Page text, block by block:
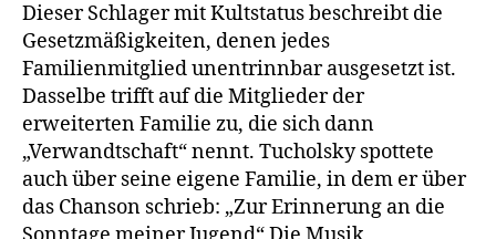
Dieser Schlager mit Kultstatus beschreibt die
Gesetzmäßigkeiten, denen jedes
Familienmitglied unentrinnbar ausgesetzt ist.
Dasselbe trifft auf die Mitglieder der
erweiterten Familie zu, die sich dann
„Verwandtschaft“ nennt. Tucholsky spottete
auch über seine eigene Familie, in dem er über
das Chanson schrieb: „Zur Erinnerung an die